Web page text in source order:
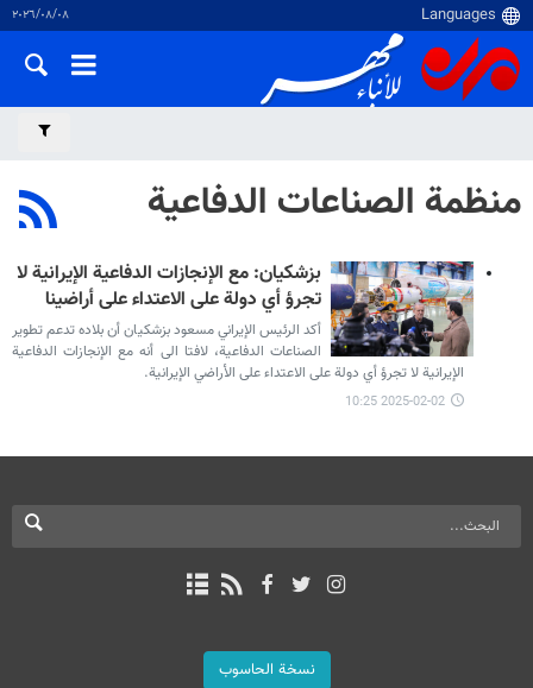
٠٨‏/٠٨‏/٢٠٢٦
منظمة الصناعات الدفاعية
بزشكيان: مع الإنجازات الدفاعية الإيرانية لا
تجرؤ أي دولة على الاعتداء على أراضينا
أكد الرئيس الإيراني مسعود بزشكيان أن بلاده تدعم تطوير
الصناعات الدفاعية، لافتا الى أنه مع الإنجازات الدفاعية
الإيرانية لا تجرؤ أي دولة على الاعتداء على الأراضي الإيرانية.
2025-02-02 10:25
نسخة الحاسوب